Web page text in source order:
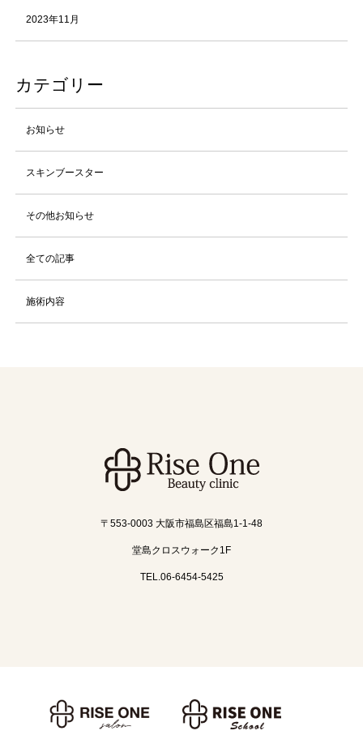
2023年11月
カテゴリー
お知らせ
スキンブースター
その他お知らせ
全ての記事
施術内容
〒553-0003 大阪市福島区福島1-1-48
堂島クロスウォーク1F
TEL.06-6454-5425